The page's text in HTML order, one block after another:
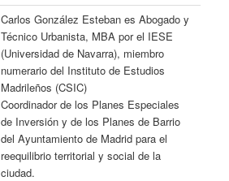
Carlos González Esteban es Abogado y
Técnico Urbanista, MBA por el IESE
(Universidad de Navarra), miembro
numerario del Instituto de Estudios
Madrileños (CSIC)
Coordinador de los Planes Especiales
de Inversión y de los Planes de Barrio
del Ayuntamiento de Madrid para el
reequilibrio territorial y social de la
ciudad.